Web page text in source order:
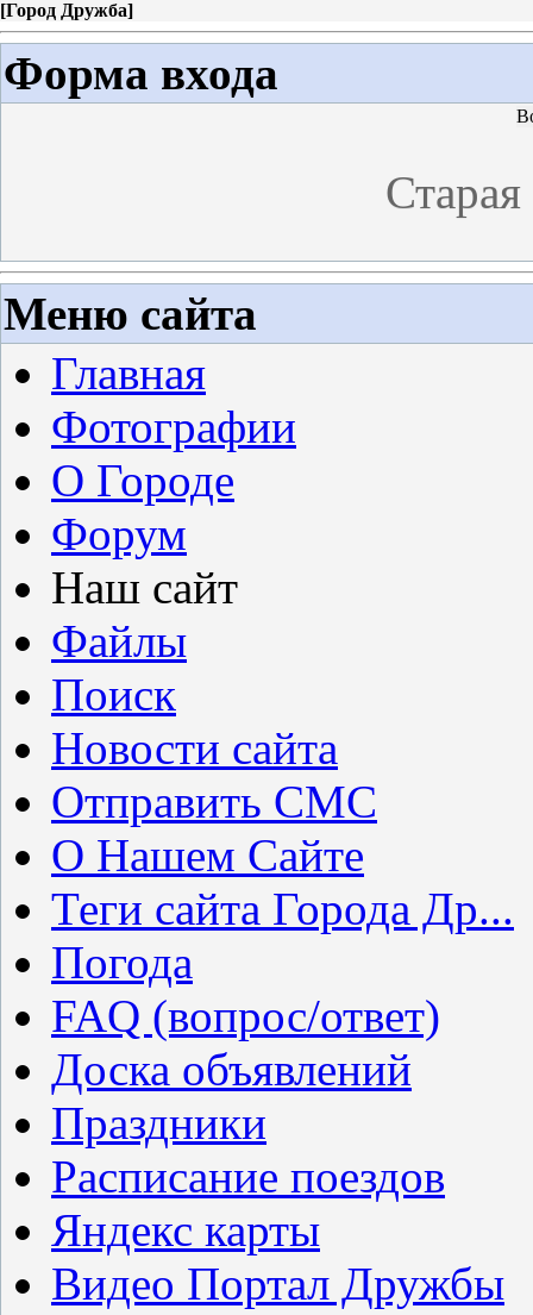
[Город Дружба]
Форма входа
Меню сайта
Главная
Фотографии
О Городе
Форум
Наш сайт
Файлы
Поиск
Новости сайта
Отправить СМС
О Нашем Сайте
Теги сайта Города Др...
Погода
FAQ (вопрос/ответ)
Доска объявлений
Праздники
Расписание поездов
Яндекс карты
Видео Портал Дружбы